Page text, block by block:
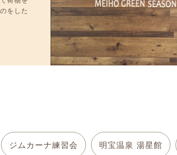
をした
ジムカーナ練習会 明宝温泉 湯星館